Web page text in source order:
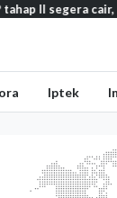
cek jadwal
Iptek